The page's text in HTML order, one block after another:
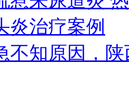
炎治疗案例
不知原因，